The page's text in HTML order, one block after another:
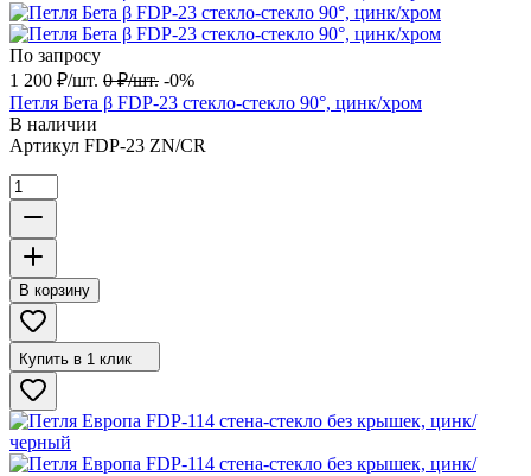
По запросу
1 200 ₽/шт. 0 ₽/шт. -0%
Петля Бета β FDP-23 стекло-стекло 90°, цинк/хром
В наличии
Артикул FDP-23 ZN/CR
В корзину
Купить в 1 клик